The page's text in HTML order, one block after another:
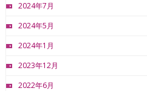
2024年7月
2024年5月
2024年1月
2023年12月
2022年6月